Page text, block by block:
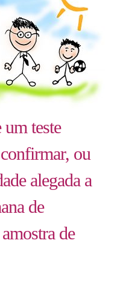
teste
ou
alegada a
de
de